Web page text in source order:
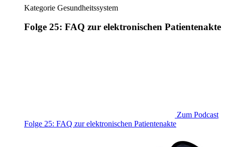
Kategorie Gesundheitssystem
Folge 25: FAQ zur elektronischen Patientenakte
Zum Podcast
Folge 25: FAQ zur elektronischen Patientenakte